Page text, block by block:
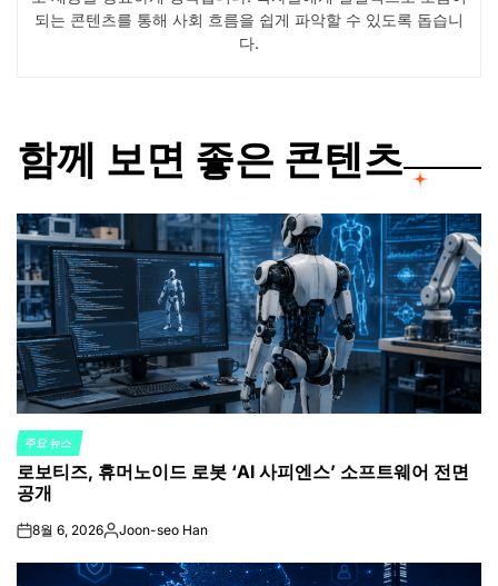
되는 콘텐츠를 통해 사회 흐름을 쉽게 파악할 수 있도록 돕습니
다.
함께 보면 좋은 콘텐츠
POSTED
IN
주요 뉴스
로보티즈, 휴머노이드 로봇 ‘AI 사피엔스’ 소프트웨어 전면
공개
on8월 6, 2026Posted
Joon-seo Han